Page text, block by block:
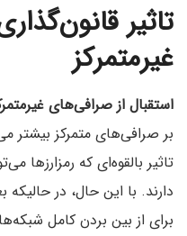
تاثیر
غیرمتمرکز
استقبال از صرافی‌های
بر صرافی‌های متمرکز بیشتر
تاثیر بالقوه‌ای که رمزارزها
دارند. با این حال، در حالیکه
برای از بین بردن کامل